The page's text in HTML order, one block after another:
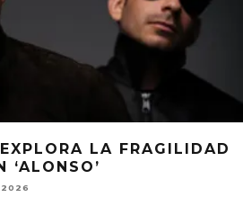
LA FRAGILIDAD
‘ALONSO’
2026